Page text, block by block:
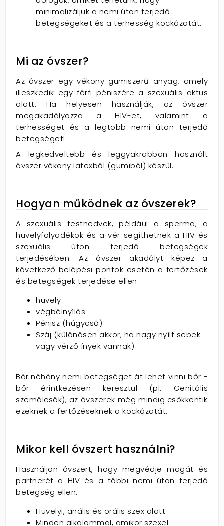
minimalizáljuk a nemi úton terjedő
betegségeket és a terhesség kockázatát.
Mi az óvszer?
Az óvszer egy vékony gumiszerű anyag, amely
illeszkedik egy férfi péniszére a szexuális aktus
alatt. Ha helyesen használják, az óvszer
megakadályozza a HIV-et, valamint a
terhességet és a legtöbb nemi úton terjedő
betegséget!
A legkedveltebb és leggyakrabban használt
óvszer vékony latexből (gumiból) készül.
Hogyan működnek az óvszerek?
A szexuális testnedvek, például a sperma, a
hüvelyfolyadékok és a vér segíthetnek a HIV és
szexuális úton terjedő betegségek
terjedésében. Az óvszer akadályt képez a
következő belépési pontok esetén a fertőzések
és betegségek terjedése ellen:
hüvely
végbélnyílás
Pénisz (húgycső)
Száj (különösen akkor, ha nagy nyílt sebek
vagy vérző ínyek vannak)
Bár néhány nemi betegséget át lehet vinni bőr -
bőr érintkezésen keresztül (pl. Genitális
szemölcsök), az óvszerek még mindig csökkentik
ezeknek a fertőzéseknek a kockázatát.
Mikor kell óvszert használni?
Használjon óvszert, hogy megvédje magát és
partnerét a HIV és a többi nemi úton terjedő
betegség ellen:
Hüvelyi, anális és orális szex alatt
Minden alkalommal, amikor szexel